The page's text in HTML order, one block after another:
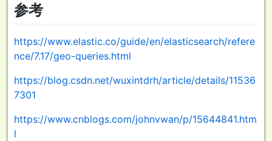
参考
https://www.elastic.co/guide/en/elasticsearch/refere
nce/7.17/geo-queries.html
https://blog.csdn.net/wuxintdrh/article/details/11536
7301
https://www.cnblogs.com/johnvwan/p/15644841.htm
l